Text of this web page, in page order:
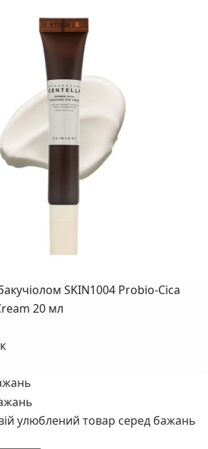
SKIN1004 Probio-Cica
20 мл
улюблений товар серед бажань